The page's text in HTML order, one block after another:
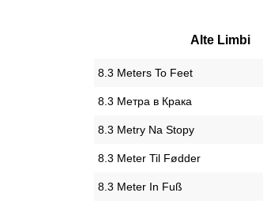
Alte Limbi
‎8.3 Meters To Feet
‎8.3 Метра в Крака
‎8.3 Metry Na Stopy
‎8.3 Meter Til Fødder
‎8.3 Meter In Fuß